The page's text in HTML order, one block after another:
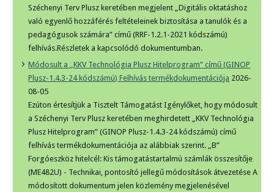
Széchenyi Terv Plusz keretében megjelent „Digitális oktatáshoz
való egyenlő hozzáférés feltételeinek biztosítása a tanulók és a
pedagógusok számára” című (RRF-1.2.1-2021 kódszámú)
felhívás.Részletek a kapcsolódó dokumentumban.
Módosult a „KKV Technológia Plusz Hitelprogram” című (GINOP
Plusz-1.4.3-24 kódszámú) Felhívás termékdokumentációja 2026-
08-05
Ezúton értesítjük a Tisztelt Támogatást Igénylőket, hogy módosult
a Széchenyi Terv Plusz keretében meghirdetett „KKV Technológia
Plusz Hitelprogram” (GINOP Plusz-1.4.3-24 kódszámú) című
felhívás termékdokumentációja az alábbiak szerint. „B”
Forgóeszköz hitelcél: Kis támogatástartalmú számlák összesítője
(ME482U) - Technikai, pontosító jellegű módosítások átvezetése A
módosított dokumentum jelen közlemény megjelenésével